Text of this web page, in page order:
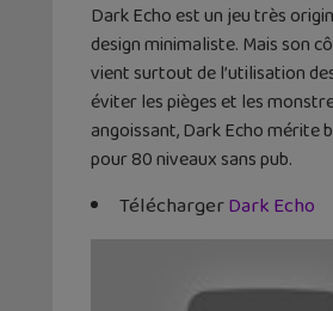
Dark Echo est un jeu très
design minimaliste. Mais son
vient surtout de l’utilisation
éviter les pièges et les
angoissant, Dark Echo mérite
pour 80 niveaux sans pub.
TéléchargerDark Echo